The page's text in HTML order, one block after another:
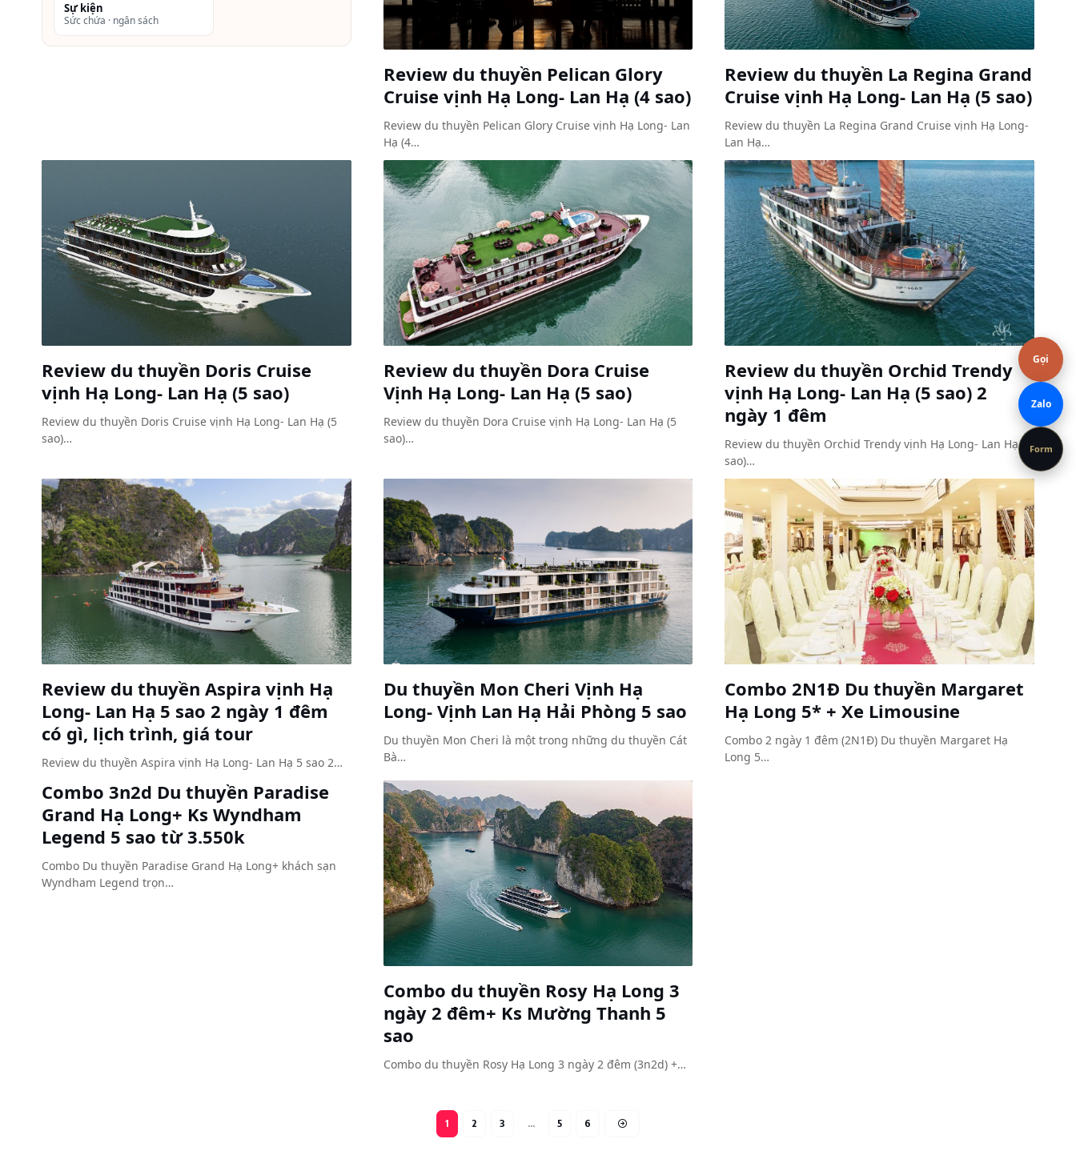
Sự kiện
Sức chứa · ngân sách
Review du thuyền Pelican Glory
Cruise vịnh Hạ Long- Lan Hạ (4 sao)
Review du thuyền Pelican Glory Cruise vịnh Hạ Long- Lan
Hạ (4…
Review du thuyền La Regina Grand
Cruise vịnh Hạ Long- Lan Hạ (5 sao)
Review du thuyền La Regina Grand Cruise vịnh Hạ Long-
Lan Hạ…
Review du thuyền Doris Cruise
vịnh Hạ Long- Lan Hạ (5 sao)
Review du thuyền Doris Cruise vịnh Hạ Long- Lan Hạ (5
sao)…
Review du thuyền Dora Cruise
Vịnh Hạ Long- Lan Hạ (5 sao)
Review du thuyền Dora Cruise vịnh Hạ Long- Lan Hạ (5
sao)…
Review du thuyền Orchid Trendy
vịnh Hạ Long- Lan Hạ (5 sao) 2
ngày 1 đêm
Review du thuyền Orchid Trendy vịnh Hạ Long- Lan Hạ (5
sao)…
Review du thuyền Aspira vịnh Hạ
Long- Lan Hạ 5 sao 2 ngày 1 đêm
có gì, lịch trình, giá tour
Review du thuyền Aspira vịnh Hạ Long- Lan Hạ 5 sao 2…
Du thuyền Mon Cheri Vịnh Hạ
Long- Vịnh Lan Hạ Hải Phòng 5 sao
Du thuyền Mon Cheri là một trong những du thuyền Cát
Bà…
Combo 2N1Đ Du thuyền Margaret
Hạ Long 5* + Xe Limousine
Combo 2 ngày 1 đêm (2N1Đ) Du thuyền Margaret Hạ
Long 5…
Combo 3n2d Du thuyền Paradise
Grand Hạ Long+ Ks Wyndham
Legend 5 sao từ 3.550k
Combo Du thuyền Paradise Grand Hạ Long+ khách sạn
Wyndham Legend trọn…
Combo du thuyền Rosy Hạ Long 3
ngày 2 đêm+ Ks Mường Thanh 5
sao
Combo du thuyền Rosy Hạ Long 3 ngày 2 đêm (3n2d) +…
1 2 3 … 5 6
Gọi
Zalo
Form